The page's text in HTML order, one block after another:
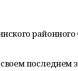
районного
последнем